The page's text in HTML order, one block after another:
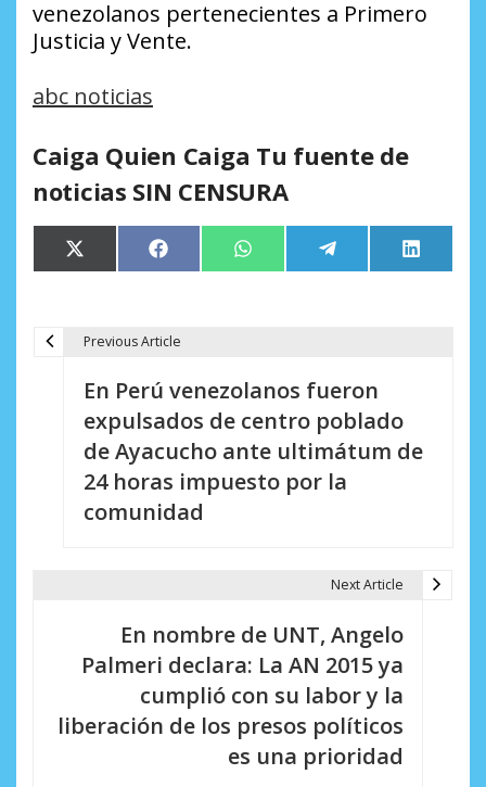
venezolanos pertenecientes a Primero
Justicia y Vente.
abc noticias
Caiga Quien Caiga Tu fuente de
noticias SIN CENSURA
Compartir
en
X
(Twitter)
Compartir
en
Facebook Compartir
en
WhatsApp Compartir
en
Telegram
en
LinkedIn
Previous Article
En Perú venezolanos fueron
expulsados de centro poblado
de Ayacucho ante ultimátum de
24 horas impuesto por la
comunidad
Next Article
En nombre de UNT, Angelo
Palmeri declara: La AN 2015 ya
cumplió con su labor y la
liberación de los presos políticos
es una prioridad